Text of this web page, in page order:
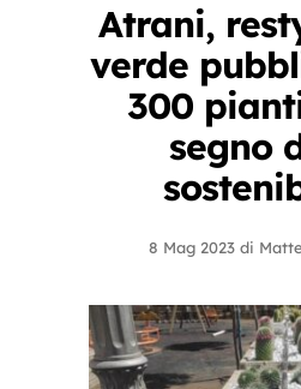
Atrani,
verde
300
segno
8 Mag 2023 di